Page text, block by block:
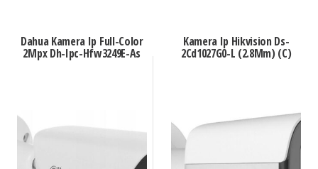
Dahua Kamera Ip Full-Color
2Mpx Dh-Ipc-Hfw3249E-As
Kamera Ip Hikvision Ds-
2Cd1027G0-L (2.8Mm) (C)